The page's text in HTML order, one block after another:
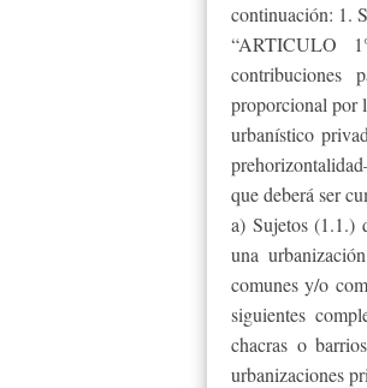
continuación: 1.
“ARTICULO
contribuciones
proporcional por
urbanístico
que deberá ser
a) Sujetos (1.1.)
una
comunes y/o
siguientes
chacras o
urbanizaciones